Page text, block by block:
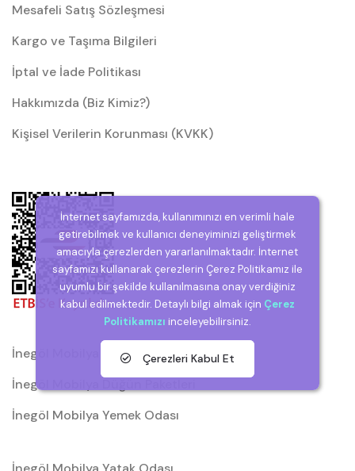
Mesafeli Satış Sözleşmesi
Kargo ve Taşıma Bilgileri
İptal ve İade Politikası
Hakkımızda (Biz Kimiz?)
Kişisel Verilerin Korunması (KVKK)
İnegöl Mobilya
İnegöl Mobilya Düğün Paketleri
İnegöl Mobilya Yemek Odası
İnternet sayfamızda, kullanımınızı en verimli hale
getirebilmek ve kullanıcı deneyiminizi geliştirmek
amacıyla çerezlerden yararlanılmaktadır. İnternet
sayfamızı kullanarak çerezlerin Çerez Politikamız ile
uyumlu bir şekilde kullanılmasına onay verdiğiniz
kabul edilmektedir. Detaylı bilgi almak için Çerez
Politikamızı inceleyebilirsiniz.
Çerezleri Kabul Et